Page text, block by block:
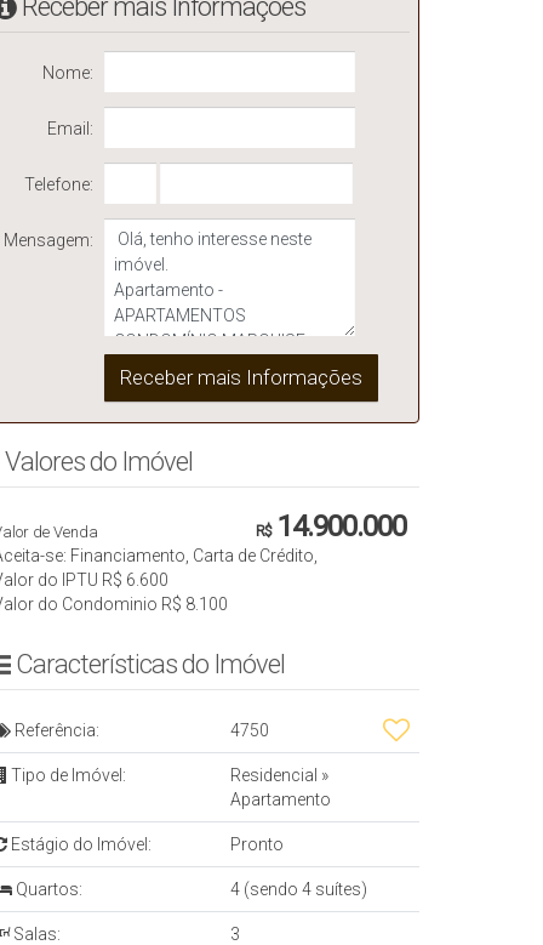
Receber mais Informações
Nome:
Email:
Telefone:
Mensagem:
Valores do Imóvel
R$14.900.000
de Venda
se: Financiamento, Carta de Crédito,
do IPTU R$ 6.600
do Condominio R$ 8.100
Características do Imóvel
Referência: 4750
Tipo de Imóvel: Residencial »
Apartamento
Estágio do Imóvel: Pronto
Quartos: 4 (sendo 4 suítes)
Salas: 3